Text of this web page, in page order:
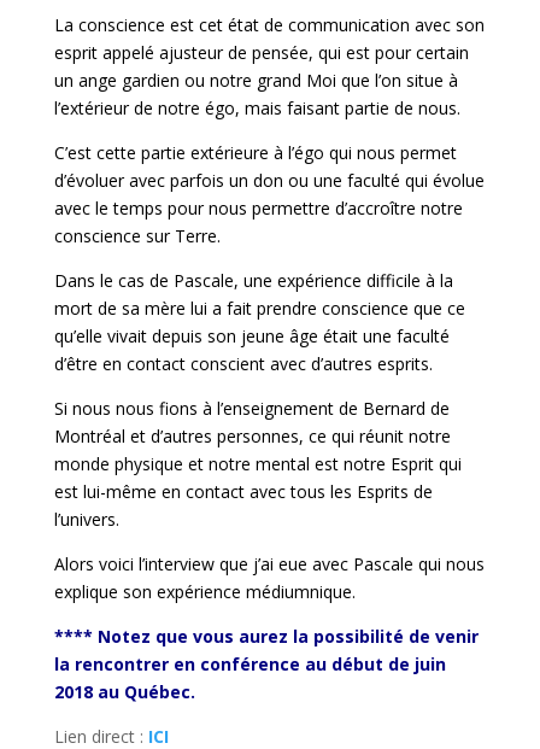
La conscience est cet état de communication avec son
esprit appelé ajusteur de pensée, qui est pour certain
un ange gardien ou notre grand Moi que l’on situe à
l’extérieur de notre égo, mais faisant partie de nous.
C’est cette partie extérieure à l’égo qui nous permet
d’évoluer avec parfois un don ou une faculté qui évolue
avec le temps pour nous permettre d’accroître notre
conscience sur Terre.
Dans le cas de Pascale, une expérience difficile à la
mort de sa mère lui a fait prendre conscience que ce
qu’elle vivait depuis son jeune âge était une faculté
d’être en contact conscient avec d’autres esprits.
Si nous nous fions à l’enseignement de Bernard de
Montréal et d’autres personnes, ce qui réunit notre
monde physique et notre mental est notre Esprit qui
est lui-même en contact avec tous les Esprits de
l’univers.
Alors voici l’interview que j’ai eue avec Pascale qui nous
explique son expérience médiumnique.
**** Notez que vous aurez la possibilité de venir
la rencontrer en conférence au début de juin
2018 au Québec.
Lien direct : ICI